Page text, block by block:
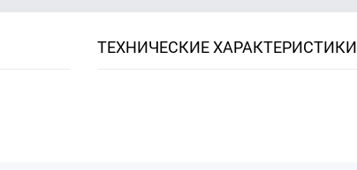
ТЕХНИЧЕСКИЕ ХАРАКТЕРИСТИКИ